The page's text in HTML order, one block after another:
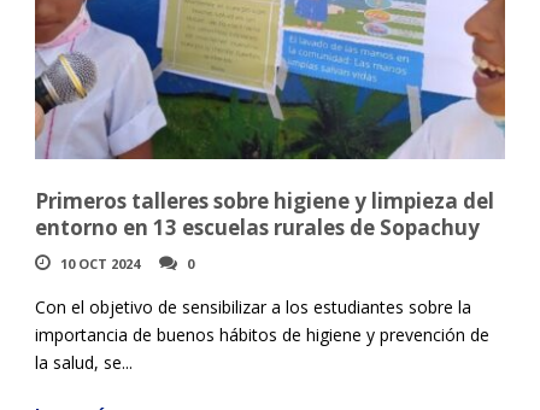
Primeros talleres sobre higiene y limpieza del
entorno en 13 escuelas rurales de Sopachuy
10 OCT 2024 0
Con el objetivo de sensibilizar a los estudiantes sobre la
importancia de buenos hábitos de higiene y prevención de
la salud, se...